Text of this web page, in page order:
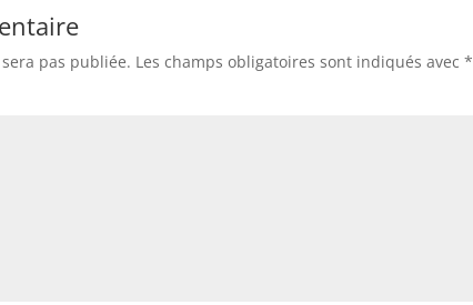
pas publiée. Les champs obligatoires sont indiqués avec*